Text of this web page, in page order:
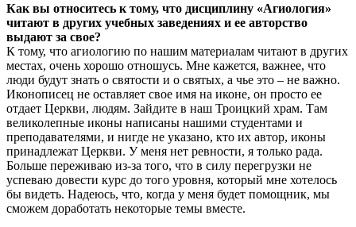
Как вы относитесь к тому, что дисциплину «Агиология»
читают в других учебных заведениях и ее авторство
выдают за свое?
К тому, что агиологию по нашим материалам читают в других
местах, очень хорошо отношусь. Мне кажется, важнее, что
люди будут знать о святости и о святых, а чье это – не важно.
Иконописец не оставляет свое имя на иконе, он просто ее
отдает Церкви, людям. Зайдите в наш Троицкий храм. Там
великолепные иконы написаны нашими студентами и
преподавателями, и нигде не указано, кто их автор, иконы
принадлежат Церкви. У меня нет ревности, я только рада.
Больше переживаю из-за того, что в силу перегрузки не
успеваю довести курс до того уровня, который мне хотелось
бы видеть. Надеюсь, что, когда у меня будет помощник, мы
сможем доработать некоторые темы вместе.